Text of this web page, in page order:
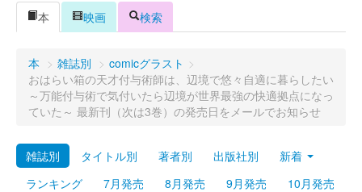
ログイン
購入管理
Myシェルフ
プレミアム
本
映画 検索
本 > 雑誌別 > comicグラスト >
おはらい箱の天才付与術師は、辺境で悠々自適に暮らしたい
～万能付与術で気付いたら辺境が世界最強の快適拠点になっ
ていた～ 最新刊（次は3巻）の発売日をメールでお知らせ
雑誌別 タイトル別 著者別 出版社別
新着
ランキング
7月発売 8月発売 9月発売 10月発売